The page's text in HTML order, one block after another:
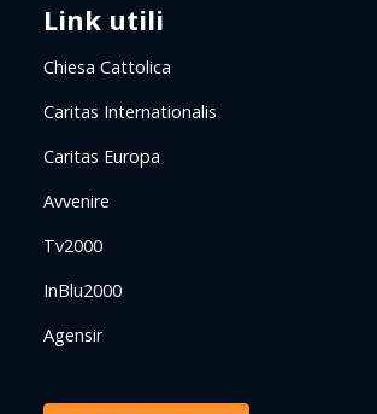
Link utili
Chiesa Cattolica
Caritas Internationalis
Caritas Europa
Avvenire
Tv2000
InBlu2000
Agensir